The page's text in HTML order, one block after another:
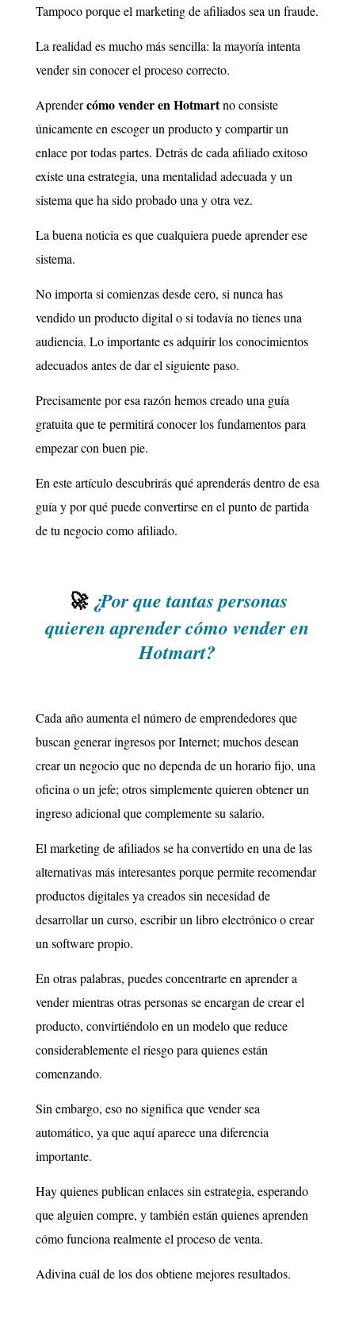
Tampoco porque el marketing de afiliados sea un fraude.
La realidad es mucho más sencilla: la mayoría intenta
vender sin conocer el proceso correcto.
Aprendercómo vender en Hotmartno consiste
únicamente en escoger un producto y compartir un
enlace por todas partes. Detrás de cada afiliado exitoso
existe una estrategia, una mentalidad adecuada y un
sistema que ha sido probado una y otra vez.
La buena noticia es que cualquiera puede aprender ese
sistema.
No importa si comienzas desde cero, si nunca has
vendido un producto digital o si todavía no tienes una
audiencia. Lo importante es adquirir los conocimientos
adecuados antes de dar el siguiente paso.
Precisamente por esa razón hemos creado una guía
gratuita que te permitirá conocer los fundamentos para
empezar con buen pie.
En este artículo descubrirás qué aprenderás dentro de esa
guía y por qué puede convertirse en el punto de partida
de tu negocio como afiliado.
🚀 ¿Por que tantas personas
quieren aprender cómo vender en
Hotmart?
Cada año aumenta el número de emprendedores que
buscan generar ingresos por Internet; muchos desean
crear un negocio que no dependa de un horario fijo, una
oficina o un jefe; otros simplemente quieren obtener un
ingreso adicional que complemente su salario.
El marketing de afiliados se ha convertido en una de las
alternativas más interesantes porque permite recomendar
productos digitales ya creados sin necesidad de
desarrollar un curso, escribir un libro electrónico o crear
un software propio.
En otras palabras, puedes concentrarte en aprender a
vender mientras otras personas se encargan de crear el
producto, convirtiéndolo en un modelo que reduce
considerablemente el riesgo para quienes están
comenzando.
Sin embargo, eso no significa que vender sea
automático, ya que aquí aparece una diferencia
importante.
Hay quienes publican enlaces sin estrategia, esperando
que alguien compre, y también están quienes aprenden
cómo funciona realmente el proceso de venta.
Adivina cuál de los dos obtiene mejores resultados.